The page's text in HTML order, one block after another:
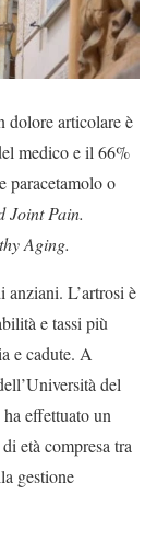
dolore articolare è
medico e il 66%
paracetamolo o
Joint Pain.
Aging.
L’artrosi è
e tassi più
e cadute. A
del
effettuato un
età compresa tra
gestione